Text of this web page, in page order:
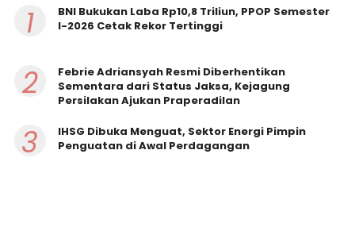
1
BNI Bukukan Laba Rp10,8 Triliun, PPOP Semester
I-2026 Cetak Rekor Tertinggi
2
Febrie Adriansyah Resmi Diberhentikan
Sementara dari Status Jaksa, Kejagung
Persilakan Ajukan Praperadilan
3
IHSG Dibuka Menguat, Sektor Energi Pimpin
Penguatan di Awal Perdagangan